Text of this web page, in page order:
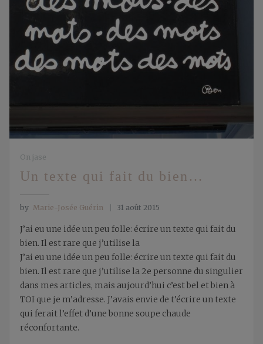
On jase
Un texte qui fait du bien…
by Marie-Josée Guérin 31 août 2015
J’ai eu une idée un peu folle: écrire un texte qui fait du
bien. Il est rare que j’utilise la
J’ai eu une idée un peu folle: écrire un texte qui fait du
bien. Il est rare que j’utilise la 2e personne du singulier
dans mes articles, mais aujourd’hui c’est bel et bien à
TOI que je m’adresse. J’avais envie de t’écrire un texte
qui ferait l’effet d’une bonne soupe chaude
réconfortante.